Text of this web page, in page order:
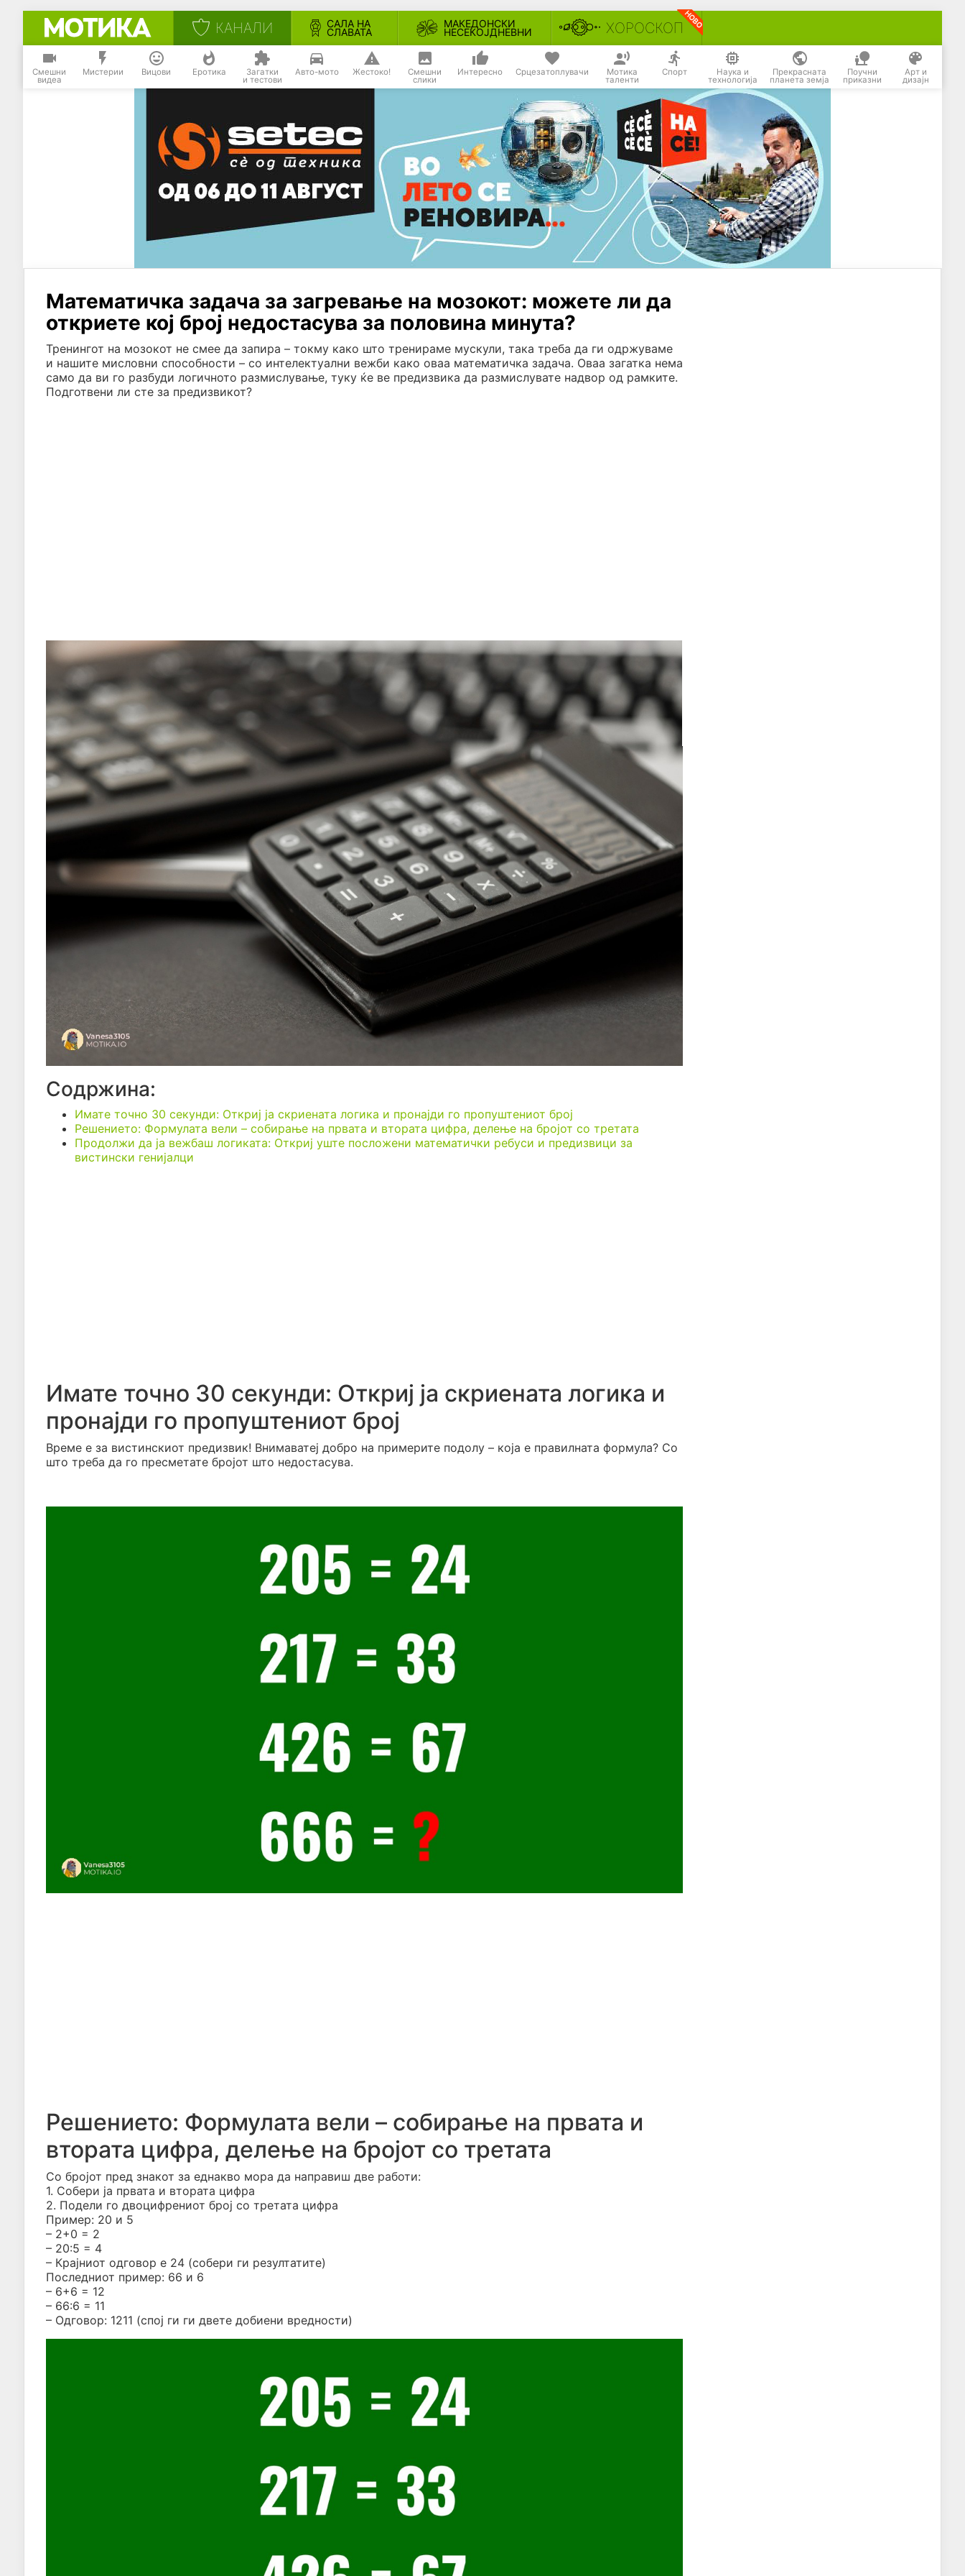
КАНАЛИ САЛА НА
СЛАВАТА
МАКЕДОНСКИ
НЕСЕКОЈДНЕВНИ ХОРОСКОП
Смешни
видеа
Мистерии Вицови Еротика Загатки
и тестови
Авто-мото Жестоко! Смешни
слики
Интересно Срцезатоплувачи Мотика
таленти
Спорт Наука и
технологија
Прекрасната
планета земја
Поучни
приказни
Арт и
дизајн
Математичка задача за загревање на мозокот: можете ли да
откриете кој број недостасува за половина минута?
Тренингот на мозокот не смее да запира – токму како што тренираме мускули, така треба да ги одржуваме
и нашите мисловни способности – со интелектуални вежби како оваа математичка задача. Оваа загатка нема
само да ви го разбуди логичното размислување, туку ќе ве предизвика да размислувате надвор од рамките.
Подготвени ли сте за предизвикот?
Содржина:
Имате точно 30 секунди: Откриј ја скриената логика и пронајди го пропуштениот број
Решението: Формулата вели – собирање на првата и втората цифра, делење на бројот со третата
Продолжи да ја вежбаш логиката: Откриј уште посложени математички ребуси и предизвици за
вистински генијалци
Имате точно 30 секунди: Откриј ја скриената логика и
пронајди го пропуштениот број
Време е за вистинскиот предизвик! Внимаватеј добро на примерите подолу – која е правилната формула? Со
што треба да го пресметате бројот што недостасува.
Решението: Формулата вели – собирање на првата и
втората цифра, делење на бројот со третата
Со бројот пред знакот за еднакво мора да направиш две работи:
1. Собери ја првата и втората цифра
2. Подели го двоцифрениот број со третата цифра
Пример: 20 и 5
– 2+0 = 2
– 20:5 = 4
– Крајниот одговор е 24 (собери ги резултатите)
Последниот пример: 66 и 6
– 6+6 = 12
– 66:6 = 11
– Одговор: 1211 (спој ги ги двете добиени вредности)